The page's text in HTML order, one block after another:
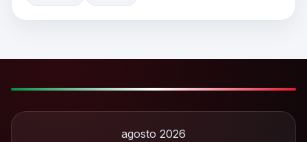
agosto 2026